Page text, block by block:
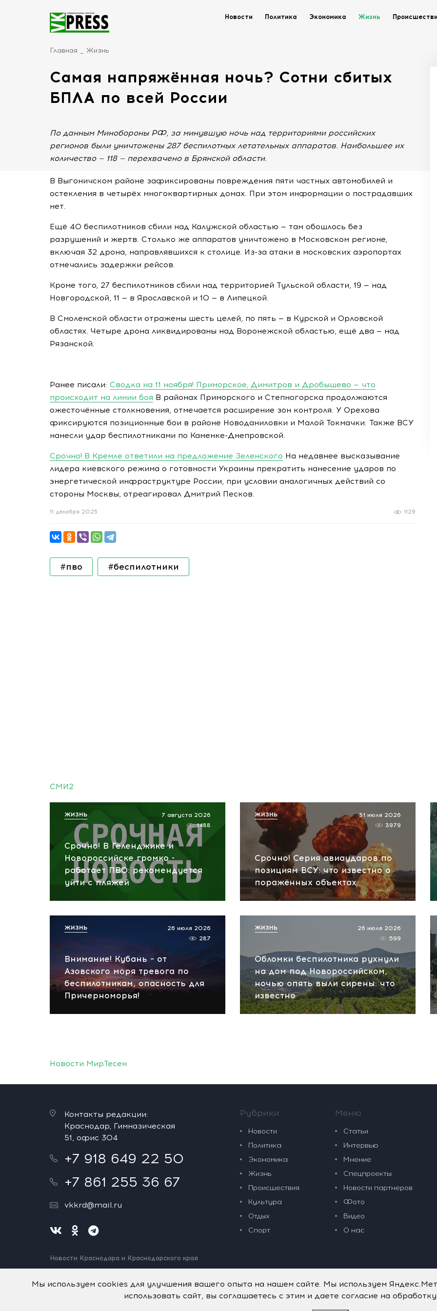
Новости Политика Экономика Жизнь
Главная Жизнь
Самая напряжённая ночь? Сотни сбитых
БПЛА по всей России
По данным Минобороны РФ, за минувшую ночь над территориями российских
регионов были уничтожены 287 беспилотных летательных аппаратов. Наибольшее их
количество — 118 — перехвачено в Брянской области.
В Выгоничском районе зафиксированы повреждения пяти частных автомобилей и
остекления в четырёх многоквартирных домах. При этом информации о пострадавших
нет.
Ещё 40 беспилотников сбили над Калужской областью — там обошлось без
разрушений и жертв. Столько же аппаратов уничтожено в Московском регионе,
включая 32 дрона, направлявшихся к столице. Из-за атаки в московских аэропортах
отмечались задержки рейсов.
Кроме того, 27 беспилотников сбили над территорией Тульской области, 19 — над
Новгородской, 11 — в Ярославской и 10 — в Липецкой.
В Смоленской области отражены шесть целей, по пять — в Курской и Орловской
областях. Четыре дрона ликвидированы над Воронежской областью, ещё два — над
Рязанской.
Ранее писали: Сводка на 11 ноября! Приморское, Димитров и Дробышево — что
происходит на линии боя В районах Приморского и Степногорска продолжаются
ожесточённые столкновения, отмечается расширение зон контроля. У Орехова
фиксируются позиционные бои в районе Новоданиловки и Малой Токмачки. Также ВСУ
нанесли удар беспилотниками по Каменке-Днепровской.
Срочно! В Кремле ответили на предложение Зеленского На недавнее высказывание
лидера киевского режима о готовности Украины прекратить нанесение ударов по
энергетической инфраструктуре России, при условии аналогичных действий со
стороны Москвы, отреагировал Дмитрий Песков.
1129
11 декабря 2025
#пво #беспилотники
СМИ2
Срочно! В Геленджике и
Новороссийске громко -
работает ПВО: рекомендуется
уйти с пляжей
7 августа 2026
1488
ЖИЗНЬ
Срочно! Серия авиаударов по
позициям ВСУ: что известно о
поражённых объектах
31 июля 2026
3979
ЖИЗНЬ
Внимание! Кубань – от
Азовского моря тревога по
беспилотникам, опасность для
Причерноморья!
26 июля 2026
287
ЖИЗНЬ
Обломки беспилотника рухнули
на дом под Новороссийском,
ночью опять выли сирены: что
известно
26 июля 2026
599
ЖИЗНЬ
Новости МирТесен
Контакты редакции:
Краснодар, Гимназическая
51, офис 304
+7 918 649 22 50
+7 861 255 36 67
vkkrd@mail.ru
Новости Краснодара и Краснодарского края
Нашли ошибку? Выделите и нажмите Ctrl+Enter.
Рубрики
Новости
Политика
Экономика
Жизнь
Происшествия
Культура
Отдых
Спорт
Меню
Статьи
Интервью
Мнение
Спецпроекты
Новости партнеров
Фото
Видео
О нас
Мы используем cookies для улучшения вашего опыта на нашем сайте. Мы используем
использовать сайт, вы соглашаетесь с этим и даете согласие на